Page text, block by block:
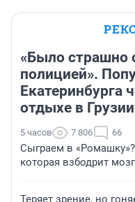
«Было страшно
полицией».
Екатеринбурга
отдыхе в Грузии
5 часов 7 806 66
Сыграем в
которая взбодрит
Теряет зрение, но